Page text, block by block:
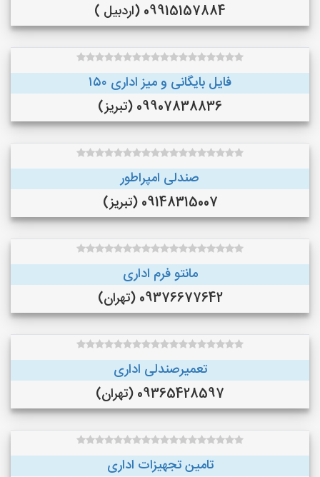
09915157884 (اردبیل )
فایل بایگانی و میز اداری ۱۵۰
09907838836 (تبریز)
صندلی امپراطور
09148315007 (تبریز)
مانتو فرم اداری
09376677642 (تهران)
تعمیرصندلی اداری
09365428597 (تهران)
تامین تجهیزات اداری